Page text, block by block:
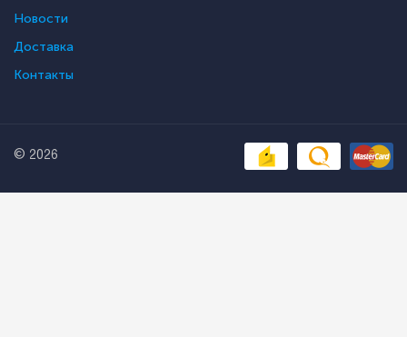
Новости
Доставка
Контакты
© 2026